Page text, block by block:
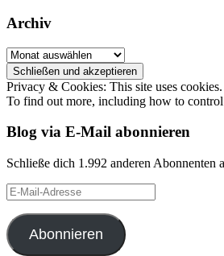
Archiv
Archiv
Privacy & Cookies: This site uses
To find out more, including how to control
Blog via E-Mail abonnieren
Schließe dich 1.992 anderen Abonnenten
E-
Mail-
Adresse
Abonnieren